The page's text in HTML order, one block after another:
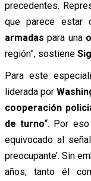
precedentes.
que parece estar
armadas para una
región”, sostiene
Para este
liderada por
cooperación
de turno“. Por
equivocado al
preocupante’. Sin
años, tanto él